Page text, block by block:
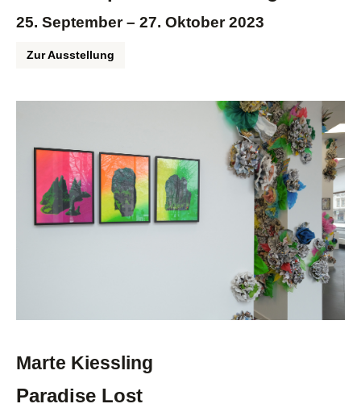
25. September – 27. Oktober 2023
Zur Ausstellung
Marte Kiessling
Paradise Lost